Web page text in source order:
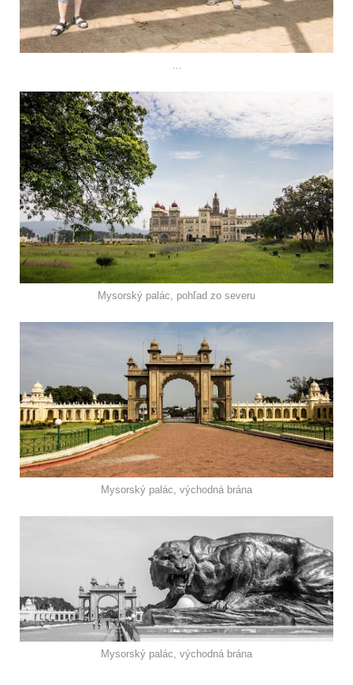
…
Mysorský palác, pohľad zo severu
Mysorský palác, východná brána
Mysorský palác, východná brána